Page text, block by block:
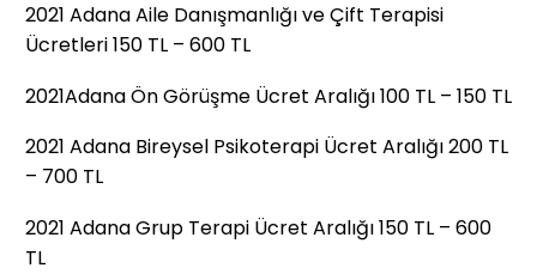
2021 Adana Aile Danışmanlığı ve Çift Terapisi
Ücretleri 150 TL – 600 TL
2021Adana Ön Görüşme Ücret Aralığı 100 TL ­­­– 150 TL
2021 Adana Bireysel Psikoterapi Ücret Aralığı 200 TL
– 700 TL
2021 Adana Grup Terapi Ücret Aralığı 150 TL – 600
TL